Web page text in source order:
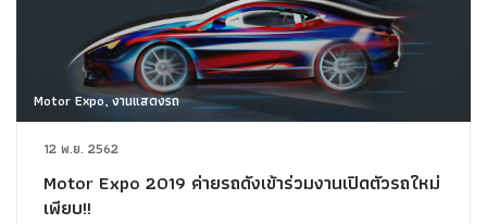
Motor Expo, งานแสดงรถ
12 พ.ย. 2562
Motor Expo 2019 ค่ายรถดังเข้าร่วมงานเปิดตัวรถใหม่
เพียบ!!